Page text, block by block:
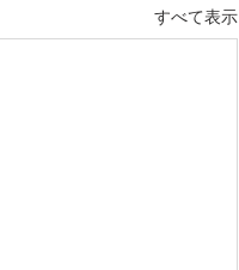
すべて表示